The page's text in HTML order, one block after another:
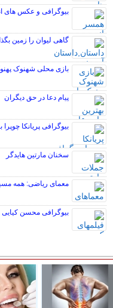
بیوگرافی و عکس های
گاهی ليوان را زمين
بازی محلی شهنوک
پیام دعا در حق دیگران
بیوگرافی پریانکا
سخنان مارتین هایدگر
معمای ریاضی: همه
بیوگرافی محسن